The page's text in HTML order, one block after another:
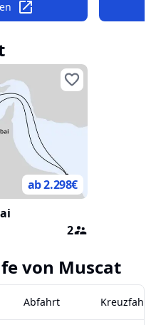
des
ab 2.298€
2
von Muscat
Abfahrt Kreuzfahrt